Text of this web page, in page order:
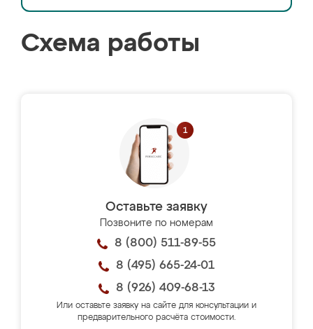
Схема работы
Оставьте заявку
Позвоните по номерам
8 (800) 511-89-55
8 (495) 665-24-01
8 (926) 409-68-13
Или оставьте заявку на сайте для консультации и
предварительного расчёта стоимости.